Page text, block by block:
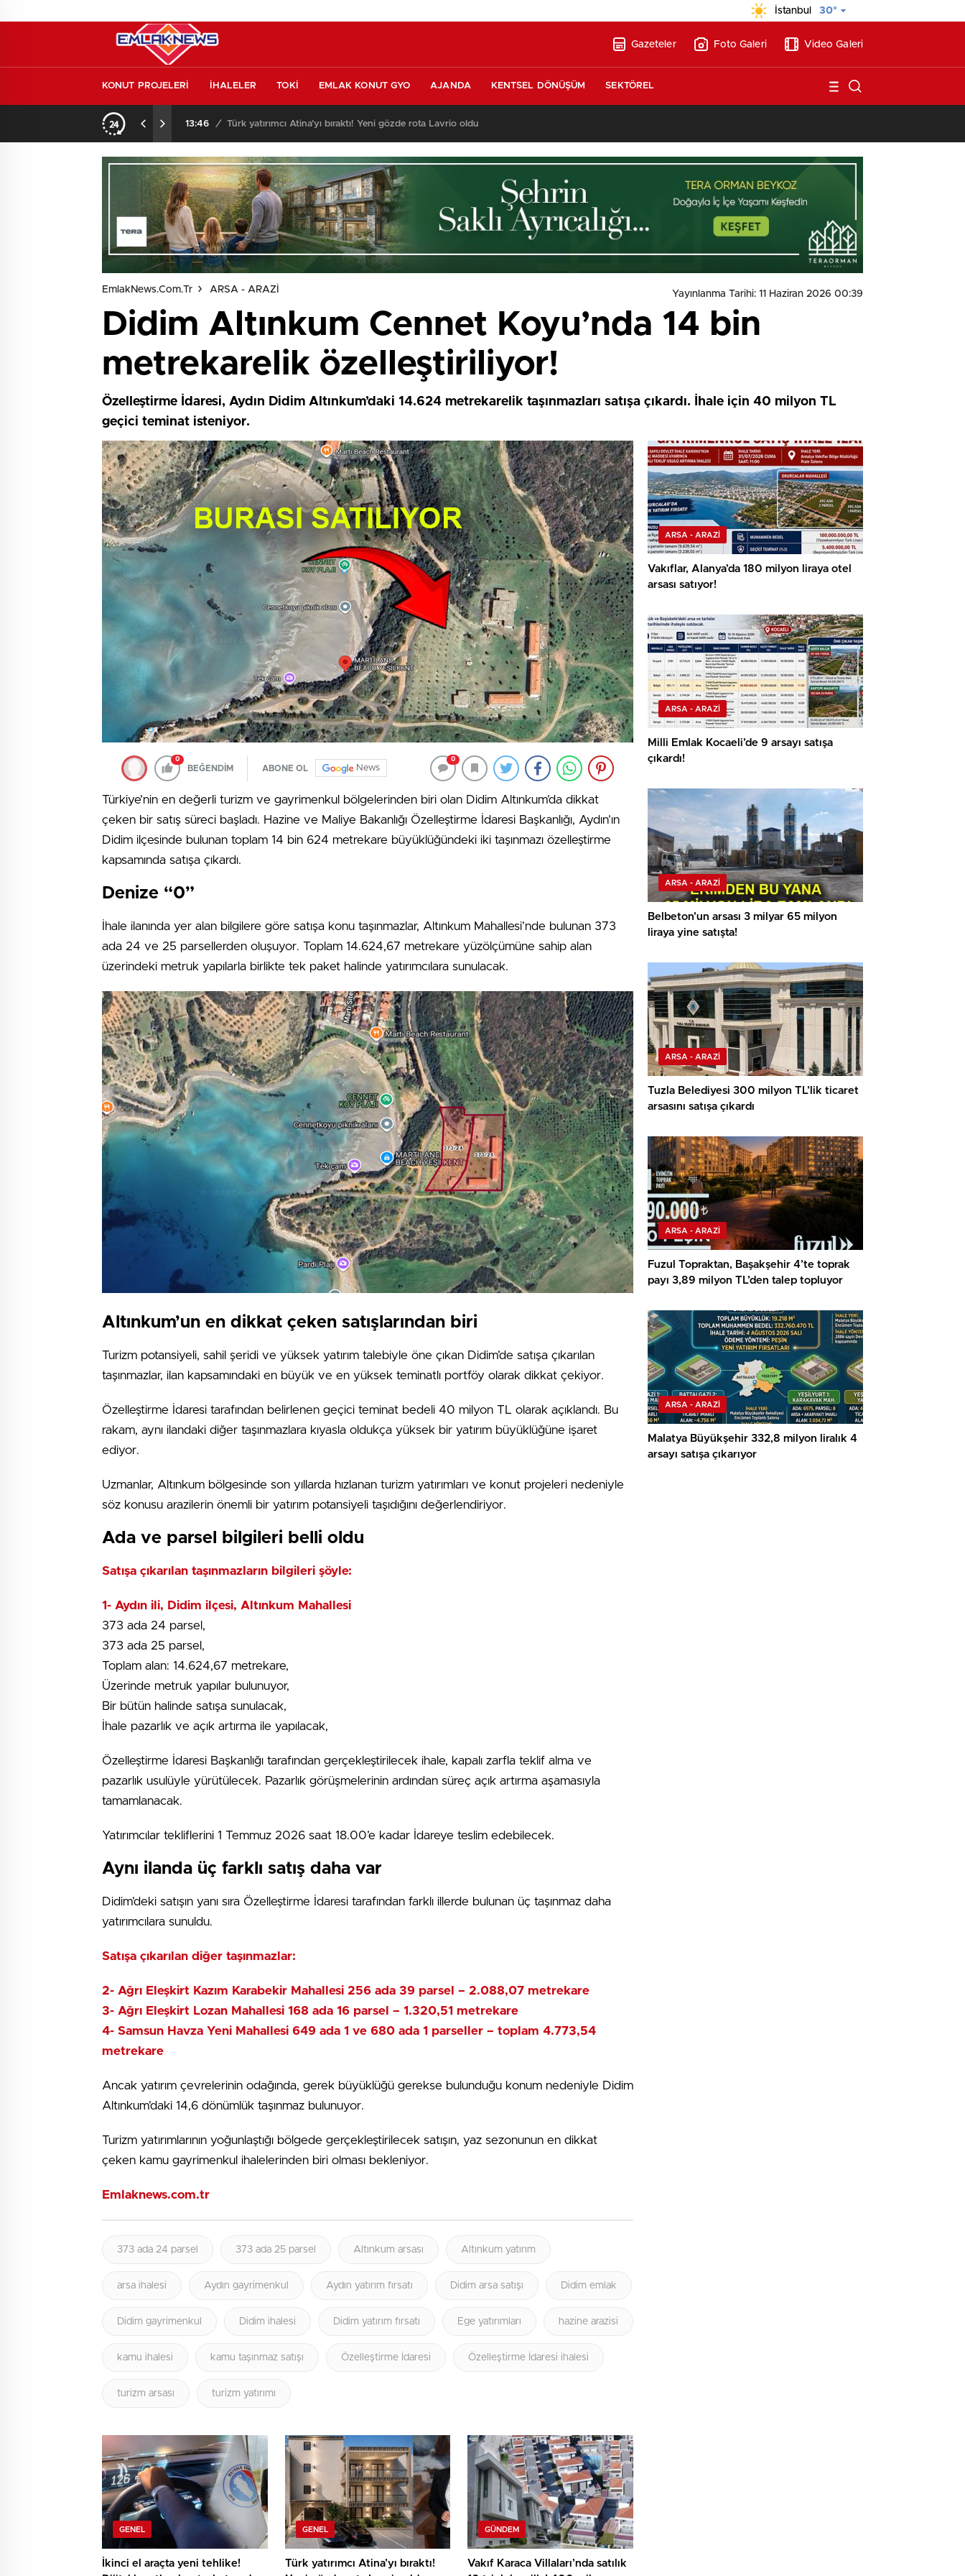
İstanbul 30°
Gazeteler Foto Galeri Video Galeri
KONUT PROJELERİ İHALELER TOKİ EMLAK KONUT GYO AJANDA KENTSEL DÖNÜŞÜM SEKTÖREL
13:26 / Vakıf Karaca Villaları’nda satılık 10 tripleks villa! 400 milyon liraya!
EmlakNews.com.tr ARSA - ARAZİ Yayınlanma Tarihi: 11 Haziran 2026 00:39
Didim Altınkum Cennet Koyu’nda 14 bin
metrekarelik özelleştiriliyor!
Özelleştirme İdaresi, Aydın Didim Altınkum’daki 14.624 metrekarelik taşınmazları satışa çıkardı. İhale için 40 milyon TL
geçici teminat isteniyor.
0
BEĞENDİM ABONE OL News
0
Türkiye’nin en değerli turizm ve gayrimenkul bölgelerinden biri olan Didim Altınkum’da dikkat
çeken bir satış süreci başladı. Hazine ve Maliye Bakanlığı Özelleştirme İdaresi Başkanlığı, Aydın’ın
Didim ilçesinde bulunan toplam 14 bin 624 metrekare büyüklüğündeki iki taşınmazı özelleştirme
kapsamında satışa çıkardı.
Denize “0”
İhale ilanında yer alan bilgilere göre satışa konu taşınmazlar, Altınkum Mahallesi’nde bulunan 373
ada 24 ve 25 parsellerden oluşuyor. Toplam 14.624,67 metrekare yüzölçümüne sahip alan
üzerindeki metruk yapılarla birlikte tek paket halinde yatırımcılara sunulacak.
Altınkum’un en dikkat çeken satışlarından biri
Turizm potansiyeli, sahil şeridi ve yüksek yatırım talebiyle öne çıkan Didim’de satışa çıkarılan
taşınmazlar, ilan kapsamındaki en büyük ve en yüksek teminatlı portföy olarak dikkat çekiyor.
Özelleştirme İdaresi tarafından belirlenen geçici teminat bedeli 40 milyon TL olarak açıklandı. Bu
rakam, aynı ilandaki diğer taşınmazlara kıyasla oldukça yüksek bir yatırım büyüklüğüne işaret
ediyor.
Uzmanlar, Altınkum bölgesinde son yıllarda hızlanan turizm yatırımları ve konut projeleri nedeniyle
söz konusu arazilerin önemli bir yatırım potansiyeli taşıdığını değerlendiriyor.
Ada ve parsel bilgileri belli oldu
Satışa çıkarılan taşınmazların bilgileri şöyle:
1- Aydın ili, Didim ilçesi, Altınkum Mahallesi
373 ada 24 parsel,
373 ada 25 parsel,
Toplam alan: 14.624,67 metrekare,
Üzerinde metruk yapılar bulunuyor,
Bir bütün halinde satışa sunulacak,
İhale pazarlık ve açık artırma ile yapılacak,
Özelleştirme İdaresi Başkanlığı tarafından gerçekleştirilecek ihale, kapalı zarfla teklif alma ve
pazarlık usulüyle yürütülecek. Pazarlık görüşmelerinin ardından süreç açık artırma aşamasıyla
tamamlanacak.
Yatırımcılar tekliflerini 1 Temmuz 2026 saat 18.00’e kadar İdareye teslim edebilecek.
Aynı ilanda üç farklı satış daha var
Didim’deki satışın yanı sıra Özelleştirme İdaresi tarafından farklı illerde bulunan üç taşınmaz daha
yatırımcılara sunuldu.
Satışa çıkarılan diğer taşınmazlar:
2- Ağrı Eleşkirt Kazım Karabekir Mahallesi 256 ada 39 parsel – 2.088,07 metrekare
3- Ağrı Eleşkirt Lozan Mahallesi 168 ada 16 parsel – 1.320,51 metrekare
4- Samsun Havza Yeni Mahallesi 649 ada 1 ve 680 ada 1 parseller – toplam 4.773,54
metrekare
Ancak yatırım çevrelerinin odağında, gerek büyüklüğü gerekse bulunduğu konum nedeniyle Didim
Altınkum’daki 14,6 dönümlük taşınmaz bulunuyor.
Turizm yatırımlarının yoğunlaştığı bölgede gerçekleştirilecek satışın, yaz sezonunun en dikkat
çeken kamu gayrimenkul ihalelerinden biri olması bekleniyor.
Emlaknews.com.tr
373 ada 24 parsel 373 ada 25 parsel Altınkum arsası Altınkum yatırım
arsa ihalesi Aydın gayrimenkul Aydın yatırım fırsatı Didim arsa satışı Didim emlak
Didim gayrimenkul Didim ihalesi Didim yatırım fırsatı Ege yatırımları hazine arazisi
kamu ihalesi kamu taşınmaz satışı Özelleştirme İdaresi Özelleştirme İdaresi ihalesi
turizm arsası turizm yatırımı
GENEL
İkinci el araçta yeni tehlike!
GENEL
Türk yatırımcı Atina’yı bıraktı!
GÜNDEM
Vakıf Karaca Villaları’nda satılık
ARSA - ARAZİ
Vakıflar, Alanya’da 180 milyon liraya otel
arsası satıyor!
ARSA - ARAZİ
Milli Emlak Kocaeli’de 9 arsayı satışa
çıkardı!
ARSA - ARAZİ
Belbeton’un arsası 3 milyar 65 milyon
liraya yine satışta!
ARSA - ARAZİ
Tuzla Belediyesi 300 milyon TL’lik ticaret
arsasını satışa çıkardı
ARSA - ARAZİ
Fuzul Topraktan, Başakşehir 4’te toprak
payı 3,89 milyon TL’den talep topluyor
ARSA - ARAZİ
Malatya Büyükşehir 332,8 milyon liralık 4
arsayı satışa çıkarıyor